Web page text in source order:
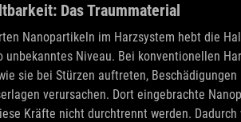
Das Traummaterial
Nanopartikeln im Harzsystem hebt die
Niveau. Bei konventionellen
sie bei Stürzen auftreten, Beschädigungen
verursachen. Dort eingebrachte
Kräfte nicht durchtrennt werden.